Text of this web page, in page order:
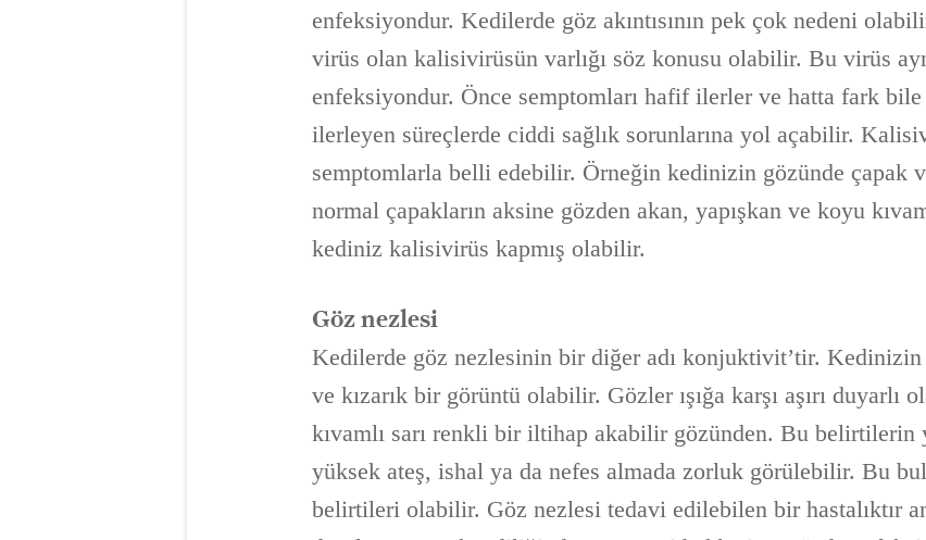
enfeksiyondur. Kedilerde göz akıntısının pek çok nedeni
virüs olan kalisivirüsün varlığı söz konusu olabilir. Bu virüs
enfeksiyondur. Önce semptomları hafif ilerler ve hatta fark
ilerleyen süreçlerde ciddi sağlık sorunlarına yol açabilir.
semptomlarla belli edebilir. Örneğin kedinizin gözünde çapak
normal çapakların aksine gözden akan, yapışkan ve koyu
kediniz kalisivirüs kapmış olabilir.
Göz nezlesi
Kedilerde göz nezlesinin bir diğer adı konjuktivit’tir.
ve kızarık bir görüntü olabilir. Gözler ışığa karşı aşırı duyarlı
kıvamlı sarı renkli bir iltihap akabilir gözünden. Bu belirtilerin
yüksek ateş, ishal ya da nefes almada zorluk görülebilir. Bu
belirtileri olabilir. Göz nezlesi tedavi edilebilen bir hastalıktır